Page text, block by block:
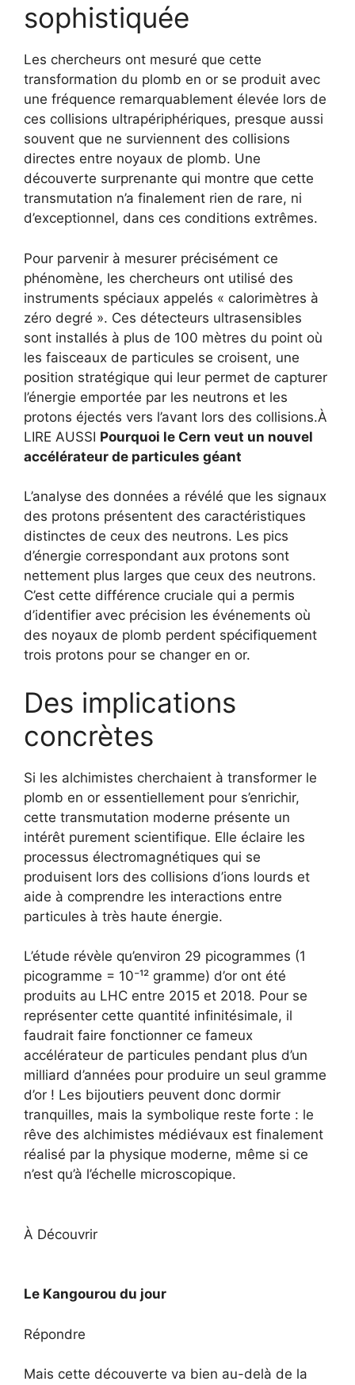
sophistiquée
Les chercheurs ont mesuré que cette
transformation du plomb en or se produit avec
une fréquence remarquablement élevée lors de
ces collisions ultrapériphériques, presque aussi
souvent que ne surviennent des collisions
directes entre noyaux de plomb. Une
découverte surprenante qui montre que cette
transmutation n’a finalement rien de rare, ni
d’exceptionnel, dans ces conditions extrêmes.
Pour parvenir à mesurer précisément ce
phénomène, les chercheurs ont utilisé des
instruments spéciaux appelés « calorimètres à
zéro degré ». Ces détecteurs ultrasensibles
sont installés à plus de 100 mètres du point où
les faisceaux de particules se croisent, une
position stratégique qui leur permet de capturer
l’énergie emportée par les neutrons et les
protons éjectés vers l’avant lors des collisions.À
LIRE AUSSI Pourquoi le Cern veut un nouvel
accélérateur de particules géant
L’analyse des données a révélé que les signaux
des protons présentent des caractéristiques
distinctes de ceux des neutrons. Les pics
d’énergie correspondant aux protons sont
nettement plus larges que ceux des neutrons.
C’est cette différence cruciale qui a permis
d’identifier avec précision les événements où
des noyaux de plomb perdent spécifiquement
trois protons pour se changer en or.
Des implications
concrètes
Si les alchimistes cherchaient à transformer le
plomb en or essentiellement pour s’enrichir,
cette transmutation moderne présente un
intérêt purement scientifique. Elle éclaire les
processus électromagnétiques qui se
produisent lors des collisions d’ions lourds et
aide à comprendre les interactions entre
particules à très haute énergie.
L’étude révèle qu’environ 29 picogrammes (1
picogramme = 10⁻¹² gramme) d’or ont été
produits au LHC entre 2015 et 2018. Pour se
représenter cette quantité infinitésimale, il
faudrait faire fonctionner ce fameux
accélérateur de particules pendant plus d’un
milliard d’années pour produire un seul gramme
d’or ! Les bijoutiers peuvent donc dormir
tranquilles, mais la symbolique reste forte : le
rêve des alchimistes médiévaux est finalement
réalisé par la physique moderne, même si ce
n’est qu’à l’échelle microscopique.
À Découvrir
Le Kangourou du jour
Répondre
Mais cette découverte va bien au-delà de la